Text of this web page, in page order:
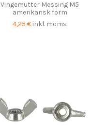
Vingemutter Messing M5
amerikansk form
4,25 € inkl. moms